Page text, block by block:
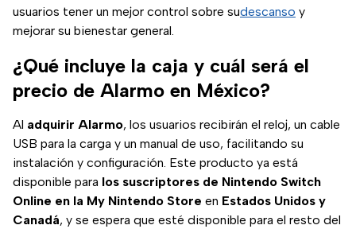
usuarios tener un mejor control sobre sudescanso y
mejorar su bienestar general.
¿Qué incluye la caja y cuál será el
precio de Alarmo en México?
Al adquirir Alarmo, los usuarios recibirán el reloj, un cable
USB para la carga y un manual de uso, facilitando su
instalación y configuración. Este producto ya está
disponible para los suscriptores de Nintendo Switch
Online en la My Nintendo Store en Estados Unidos y
Canadá, y se espera que esté disponible para el resto del